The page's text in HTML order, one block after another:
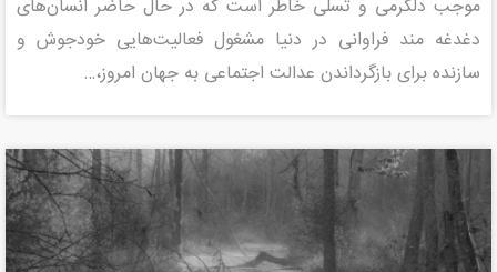
موجب دلگرمی و تسلی خاطر است که در حال حاضر انسان‌های
دغدغه مند فراوانی در دنیا مشغول فعالیت­‌هایی خودجوش و
سازنده برای بازگرداندن عدالت اجتماعی به جهان امروز،…